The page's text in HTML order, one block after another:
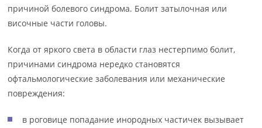
причиной болевого синдрома. Болит затылочная или
височные части головы.
Когда от яркого света в области глаз нестерпимо болит,
причинами синдрома нередко становятся
офтальмологические заболевания или механические
повреждения:
в роговице попадание инородных частичек вызывает